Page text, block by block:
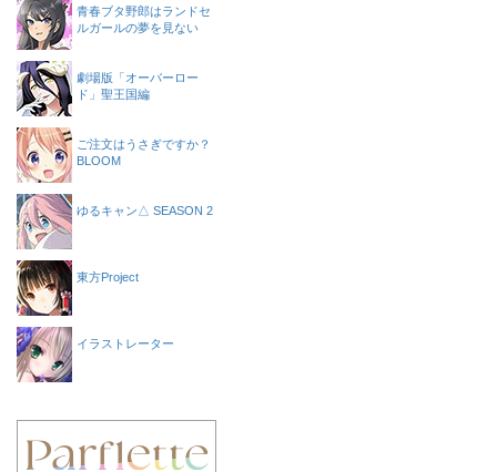
青春ブタ野郎はランドセ
ルガールの夢を見ない
劇場版「オーバーロー
ド」聖王国編
ご注文はうさぎですか？
BLOOM
ゆるキャン△ SEASON 2
東方Project
イラストレーター